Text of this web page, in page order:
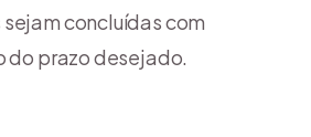
concluídas com
do prazo desejado.